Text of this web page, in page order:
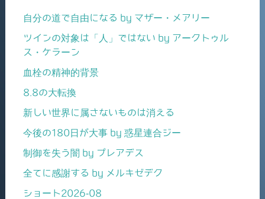
自分の道で自由になる by マザー・メアリー
ツインの対象は「人」ではない by アークトゥル
ス・ケラーン
血栓の精神的背景
8.8の大転換
新しい世界に属さないものは消える
今後の180日が大事 by 惑星連合ジー
制御を失う闇 by プレアデス
全てに感謝する by メルキゼデク
ショート2026-08